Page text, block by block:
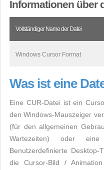
Informationen über
Vollständiger Name der Datei
Windows Cursor Format
Was ist eine
Eine CUR-Datei ist ein
den Windows-Mauszeiger
(für den allgemeinen
Wartezeiten) oder
Benutzerdefinierte Desktop-
die Cursor-Bild /